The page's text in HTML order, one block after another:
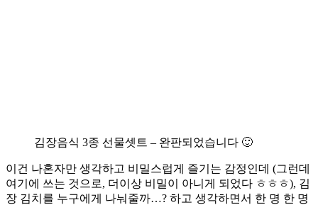
김장음식 3종 선물셋트 – 완판되었습니다 🙂
이건 나혼자만 생각하고 비밀스럽게 즐기는 감정인데 (그런데
여기에 쓰는 것으로, 더이상 비밀이 아니게 되었다 ㅎㅎㅎ), 김
장 김치를 누구에게 나눠줄까…? 하고 생각하면서 한 명 한 명